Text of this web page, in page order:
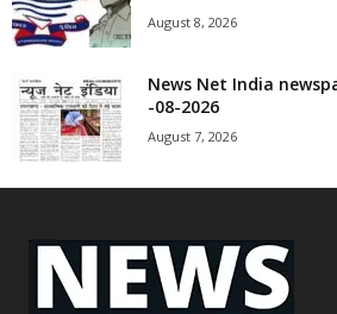
August 8, 2026
News Net India
-08-2026
August 7, 2026